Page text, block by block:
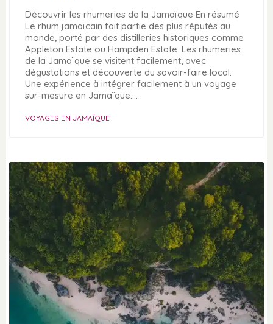
Découvrir les rhumeries de la Jamaïque En résumé
Le rhum jamaïcain fait partie des plus réputés au
monde, porté par des distilleries historiques comme
Appleton Estate ou Hampden Estate. Les rhumeries
de la Jamaïque se visitent facilement, avec
dégustations et découverte du savoir-faire local.
Une expérience à intégrer facilement à un voyage
sur-mesure en Jamaïque.…
VOYAGES EN JAMAÏQUE